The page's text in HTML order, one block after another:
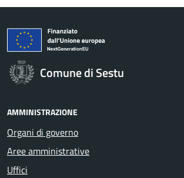
Comune di Sestu
AMMINISTRAZIONE
Organi di governo
Aree amministrative
Uffici